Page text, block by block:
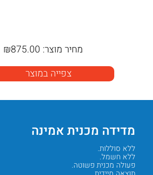
מחיר מוצר: ₪875.00
צפייה במוצר
מדידה מכנית אמינה
ללא סוללות.
ללא חשמל.
פעולה מכנית פשוטה.